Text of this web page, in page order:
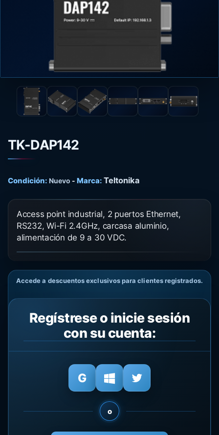
TK-DAP142
Condición: Nuevo - Marca: Teltonika
Access point industrial, 2 puertos Ethernet,
RS232, Wi-Fi 2.4GHz, carcasa aluminio,
alimentación de 9 a 30 VDC.
Accede a descuentos exclusivos para clientes registrados.
Regístrese o inicie sesión
con su cuenta:
o